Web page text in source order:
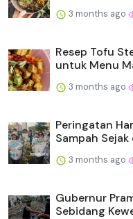
3 months ago
Resep Tofu
untuk Menu
3 months ago
Peringatan
Sampah Sejak
3 months ago
Gubernur
Sebidang